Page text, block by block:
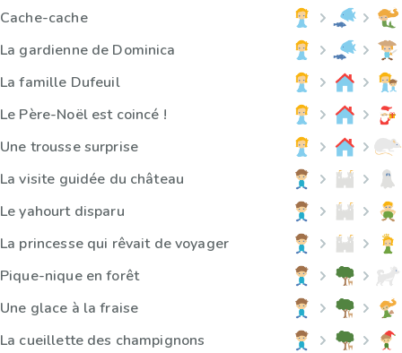
Cache-cache
La gardienne de Dominica
La famille Dufeuil
Le Père-Noël est coincé !
Une trousse surprise
La visite guidée du château
Le yahourt disparu
La princesse qui rêvait de voyager
Pique-nique en forêt
Une glace à la fraise
La cueillette des champignons